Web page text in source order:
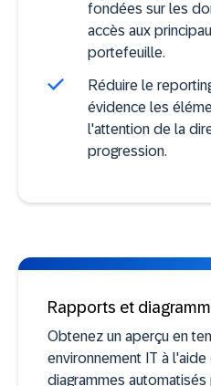
fondées sur les
accès aux
portefeuille.
Réduire le
évidence les
l'attention de la
progression.
Rapports et
Obtenez un aperçu en
environnement IT à
diagrammes